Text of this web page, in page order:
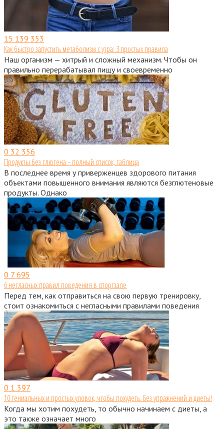
15 139 353
Как быстро запустить метаболизм с утра: 3 простых правила
Наш организм — хитрый и сложный механизм. Чтобы он
правильно перерабатывал пищу и своевременно
0 32 356
Продукты без глютена − полный список, таблица
В последнее время у приверженцев здорового питания
объектами повышенного внимания являются безглютеновые
продукты. Однако
0 7 695
6 негласных правил поведения в спортзале
Перед тем, как отправиться на свою первую тренировку,
стоит ознакомиться с негласными правилами поведения
0 1 397
10 гениальных и простых уловок, чтобы похудеть. Без упражнений и диеты!
Когда мы хотим похудеть, то обычно начинаем с диеты, а
это также означает много